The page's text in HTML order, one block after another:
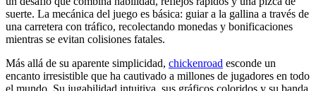
suerte. La mecánica del juego es básica: guiar a la gallina a través de
una carretera con tráfico, recolectando monedas y bonificaciones
mientras se evitan colisiones fatales.
Más allá de su aparente simplicidad, chickenroad esconde un
encanto irresistible que ha cautivado a millones de jugadores en todo
el mundo. Su jugabilidad intuitiva, sus gráficos coloridos y su banda